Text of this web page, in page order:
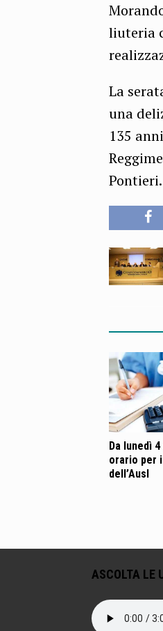
liuteria
La
una
135
Pontieri.
Da lunedì
orario per
dell’Ausl
ASCOLTA LE